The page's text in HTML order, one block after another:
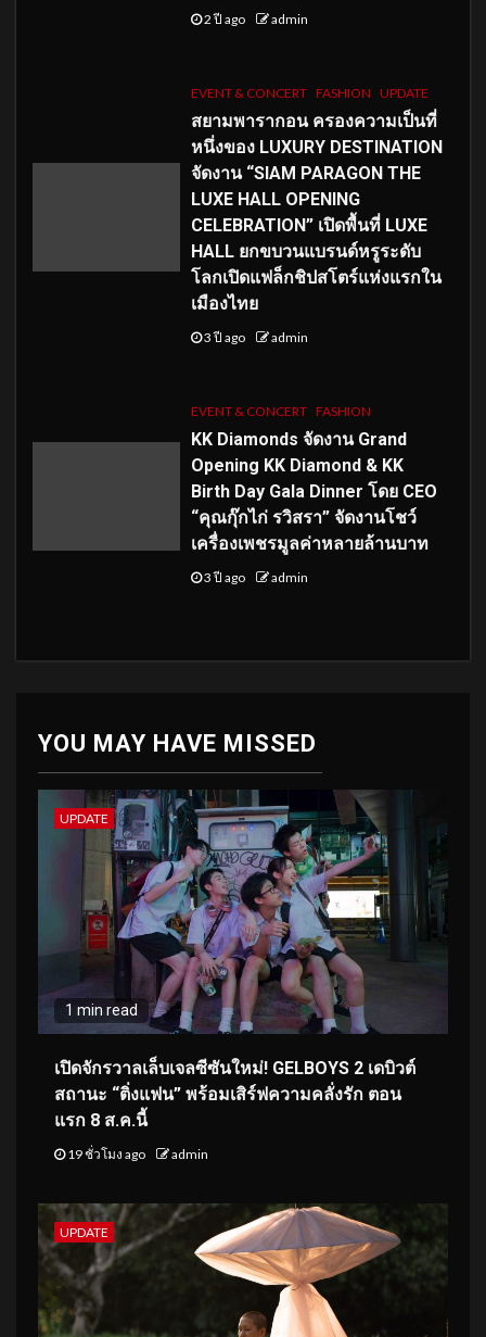
2 ปี ago admin
EVENT & CONCERT FASHION UPDATE
สยามพารากอน ครองความเป็นที่
หนึ่งของ LUXURY DESTINATION
จัดงาน “SIAM PARAGON THE
LUXE HALL OPENING
CELEBRATION” เปิดพื้นที่ LUXE
HALL ยกขบวนแบรนด์หรูระดับ
โลกเปิดแฟล็กชิปสโตร์แห่งแรกใน
เมืองไทย
3 ปี ago admin
EVENT & CONCERT FASHION
KK Diamonds จัดงาน Grand
Opening KK Diamond & KK
Birth Day Gala Dinner โดย CEO
“คุณกุ๊กไก่ รวิสรา” จัดงานโชว์
เครื่องเพชรมูลค่าหลายล้านบาท
3 ปี ago admin
YOU MAY HAVE MISSED
UPDATE
1 min read
เปิดจักรวาลเล็บเจลซีซันใหม่! GELBOYS 2 เดบิวต์
สถานะ “ติ่งแฟน” พร้อมเสิร์ฟความคลั่งรัก ตอน
แรก 8 ส.ค.นี้
19 ชั่วโมง ago admin
UPDATE